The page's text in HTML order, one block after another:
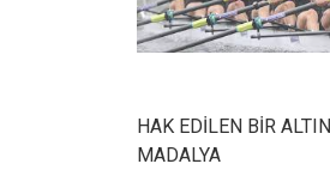
HAK EDİLEN BİR ALTIN
MADALYA